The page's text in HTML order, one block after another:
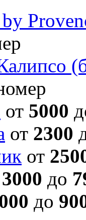
от 5000
от 2300
от
3000 до
до